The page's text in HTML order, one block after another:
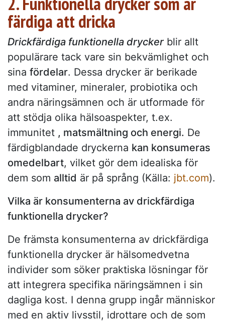
färdiga att dricka
Drickfärdiga funktionella drycker blir allt
populärare tack vare sin bekvämlighet och
sina fördelar. Dessa drycker är berikade
med vitaminer, mineraler, probiotika och
andra näringsämnen och är utformade för
att stödja olika hälsoaspekter, t.ex.
immunitet , matsmältning och energi. De
färdigblandade dryckerna kan konsumeras
omedelbart, vilket gör dem idealiska för
dem som alltid är på språng (Källa: jbt.com).
Vilka är konsumenterna av drickfärdiga
funktionella drycker?
De främsta konsumenterna av drickfärdiga
funktionella drycker är hälsomedvetna
individer som söker praktiska lösningar för
att integrera specifika näringsämnen i sin
dagliga kost. I denna grupp ingår människor
med en aktiv livsstil, idrottare och de som